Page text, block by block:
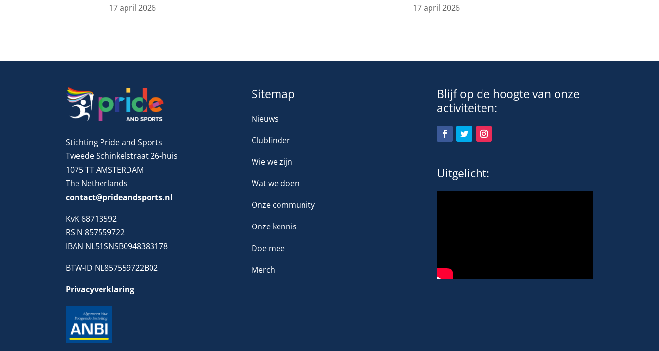
17 april 2026 17 april 2026
Stichting Pride and Sports
Tweede Schinkelstraat 26-huis
1075 TT AMSTERDAM
The Netherlands
contact@prideandsports.nl
KvK 68713592
RSIN 857559722
IBAN NL51SNSB0948383178
BTW-ID NL857559722B02
Privacyverklaring
Sitemap
Nieuws
Clubfinder
Wie we zijn
Wat we doen
Onze community
Onze kennis
Doe mee
Merch
Blijf op de hoogte van onze
activiteiten:
Uitgelicht: